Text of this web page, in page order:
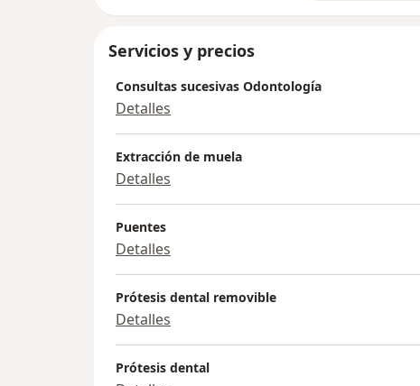
Servicios y precios
Consultas sucesivas Odontología
Detalles
Extracción de muela
Detalles
Puentes
Detalles
Prótesis dental removible
Detalles
Prótesis dental